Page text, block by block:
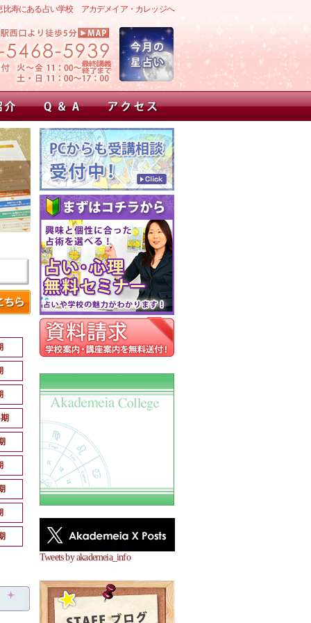
比寿にある占い学校 アカデメイア・カレッジへ
Tweets by akademeia_info